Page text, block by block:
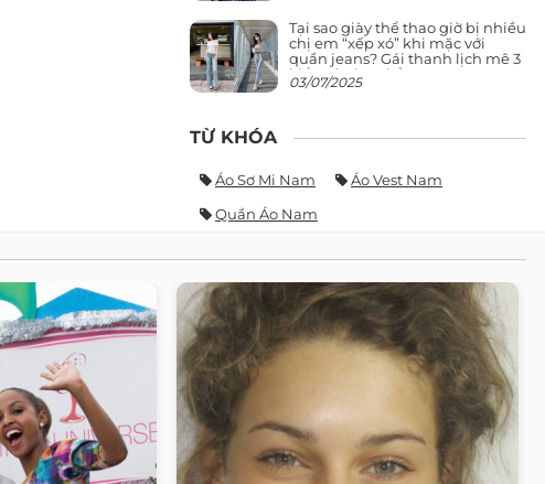
Tại sao giày thể thao giờ bị nhiều
chị em “xếp xó” khi mặc với
quần jeans? Gái thanh lịch mê 3
kiểu này hơn hẳn
03/07/2025
TỪ KHÓA
Áo Sơ Mi Nam
Áo Vest Nam
Quần Áo Nam